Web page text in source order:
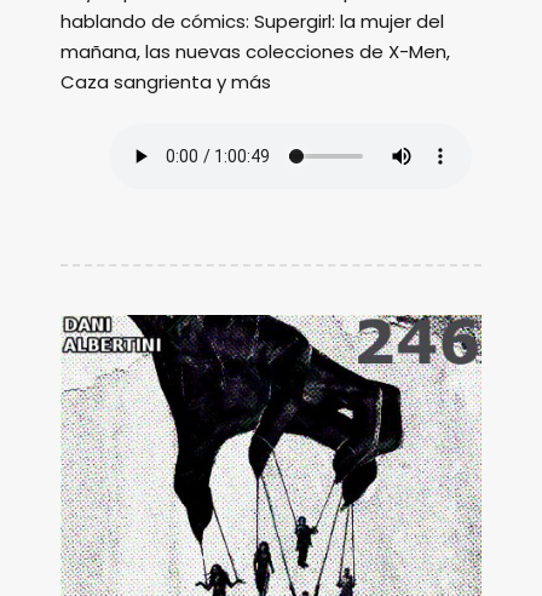
hablando de cómics: Supergirl: la mujer del
mañana, las nuevas colecciones de X-Men,
Caza sangrienta y más